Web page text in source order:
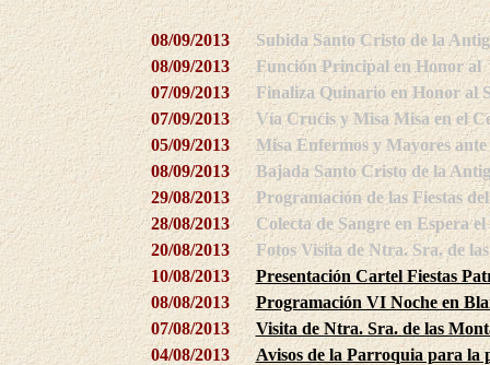
08/09/2013
Subida Santo Cristo de la
08/09/2013
Función Principal en Honor al
07/09/2013
Finaliza Quinario en Honor al
07/09/2013
Vía Crucis y Misa Misa en el
05/09/2013
Misa Enfermos y Mayores
08/09/2013
Bajada Santo Cristo de la
29/08/2013
Programación de las Fiestas
28/08/2013
Colecta de Sangre en Espera
20/08/2013
Fotos Visita de Ntra. Sra. de
10/08/2013
Presentación Cartel Fiestas
08/08/2013
Programación VI Noche en
07/08/2013
Visita de Ntra. Sra. de las
04/08/2013
Avisos de la Parroquia para la